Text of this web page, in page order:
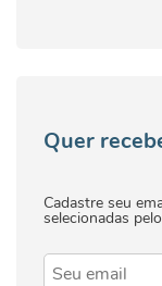
Quer
Cadastre seu
selecionadas